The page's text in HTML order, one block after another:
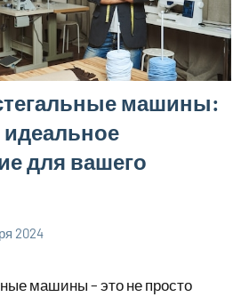
машины:
для вашего
2024
машины – это не просто